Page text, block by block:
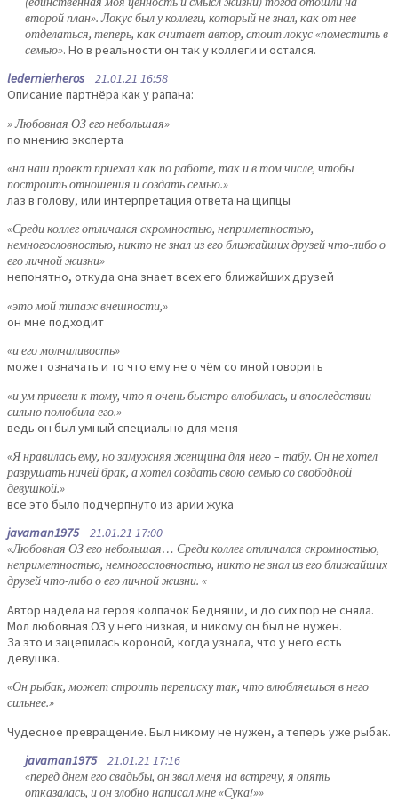
второй план». Локус был у коллеги, который не знал, как от нее
отделаться, теперь, как считает автор, стоит локус «поместить в
семью». Но в реальности он так у коллеги и остался.
ledernierheros 21.01.21 16:58
Описание партнёра как у рапана:
» Любовная ОЗ его небольшая»
по мнению эксперта
«на наш проект приехал как по работе, так и в том числе, чтобы
построить отношения и создать семью.»
лаз в голову, или интерпретация ответа на щипцы
«Среди коллег отличался скромностью, неприметностью,
немногословностью, никто не знал из его ближайших друзей что-либо о
его личной жизни»
непонятно, откуда она знает всех его ближайших друзей
«это мой типаж внешности,»
он мне подходит
«и его молчаливость»
может означать и то что ему не о чём со мной говорить
«и ум привели к тому, что я очень быстро влюбилась, и впоследствии
сильно полюбила его.»
ведь он был умный специально для меня
«Я нравилась ему, но замужняя женщина для него – табу. Он не хотел
разрушать ничей брак, а хотел создать свою семью со свободной
девушкой.»
всё это было подчерпнуто из арии жука
javaman197521.01.21 17:00
«Любовная ОЗ его небольшая… Среди коллег отличался скромностью,
неприметностью, немногословностью, никто не знал из его ближайших
друзей что-либо о его личной жизни. «
Автор надела на героя колпачок Бедняши, и до сих пор не сняла.
Мол любовная ОЗ у него низкая, и никому он был не нужен.
За это и зацепилась короной, когда узнала, что у него есть
девушка.
«Он рыбак, может строить переписку так, что влюбляешься в него
сильнее.»
Чудесное превращение. Был никому не нужен, а теперь уже рыбак.
javaman197521.01.21 17:16
«перед днем его свадьбы, он звал меня на встречу, я опять
отказалась, и он злобно написал мне «Сука!»»